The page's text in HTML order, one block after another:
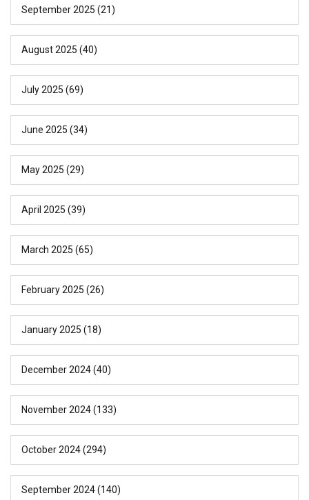
September 2025 (21)
August 2025 (40)
July 2025 (69)
June 2025 (34)
May 2025 (29)
April 2025 (39)
March 2025 (65)
February 2025 (26)
January 2025 (18)
December 2024(40)
November 2024(133)
October 2024(294)
September 2024(140)